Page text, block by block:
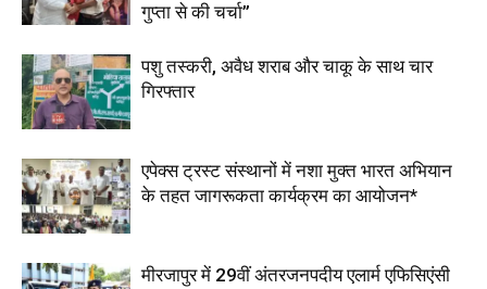
गुप्ता से की चर्चा”
पशु तस्करी, अवैध शराब और चाकू के साथ चार
गिरफ्तार
एपेक्स ट्रस्ट संस्थानों में नशा मुक्त भारत अभियान
के तहत जागरूकता कार्यक्रम का आयोजन*
मीरजापुर में 29वीं अंतरजनपदीय एलार्म एफिसिएंसी